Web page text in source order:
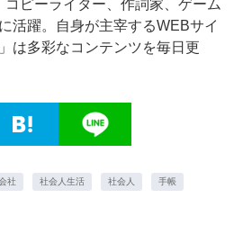
ピーライター、作詞家、ゲーム
活躍。自身が主宰するWEBサイ
は多彩なコンテンツを毎日更
社 社会人生活 社会人 手帳